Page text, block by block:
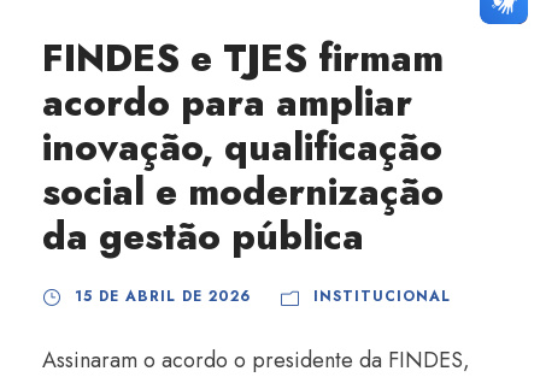
FINDES e TJES firmam
acordo para ampliar
inovação, qualificação
social e modernização
da gestão pública
15 DE ABRIL DE 2026 INSTITUCIONAL
Assinaram o acordo o presidente da FINDES,